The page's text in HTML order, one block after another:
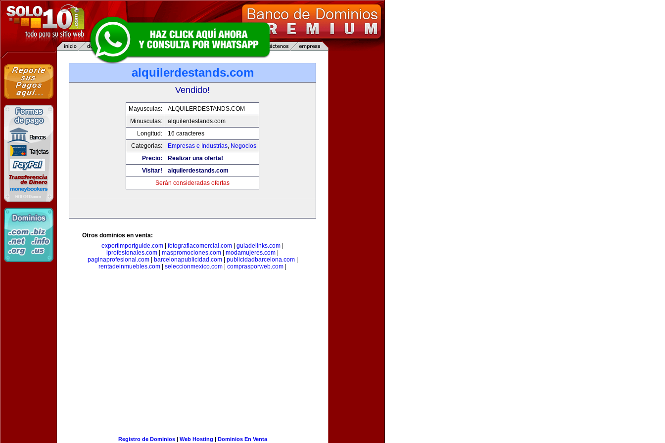
alquilerdestands.com
Vendido!
Mayusculas:
ALQUILERDESTANDS.COM
Minusculas:
alquilerdestands.com
Longitud:
16 caracteres
Categorias:
Empresas e Industrias, Negocios
Precio:
Realizar una oferta!
Visitar!
alquilerdestands.com
Serán consideradas ofertas
Otros dominios en venta:
exportimportguide.com
fotografiacomercial.com guiadelinks.com
iprofesionales.com
maspromociones.com modamujeres.com
paginaprofesional.com| barcelonapublicidad.com| publicidadbarcelona.com|
rentadeinmuebles.com
seleccionmexico.com comprasporweb.com
Registro de Dominios| Web Hosting | Dominios En Venta